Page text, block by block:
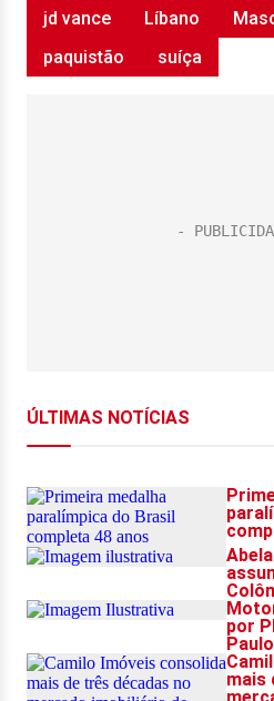
jd vance
Líbano
paquistão
suíça